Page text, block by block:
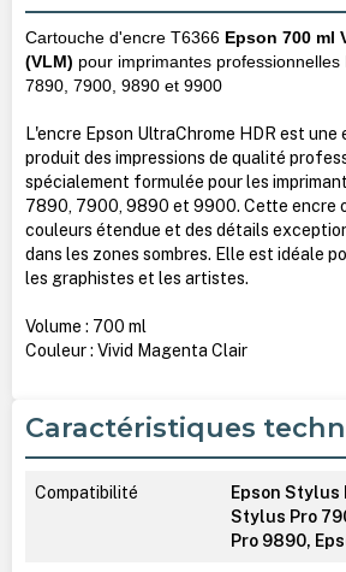
Cartouche d'encre T6366 Epson 700 ml
(VLM) pour imprimantes professionnelles
7890, 7900, 9890 et 9900
L'encre Epson UltraChrome HDR est une
produit des impressions de qualité
spécialement formulée pour les
7890, 7900, 9890 et 9900. Cette encre
couleurs étendue et des détails
dans les zones sombres. Elle est idéale
les graphistes et les artistes.
Volume : 700 ml
Couleur : Vivid Magenta Clair
Caractéristiques
Compatibilité
Epson Stylus
Stylus Pro
Pro 9890,